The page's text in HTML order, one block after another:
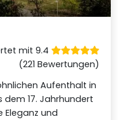
mit 9.4
(221 Bewertungen)
Aufenthalt in
dem 17. Jahrhundert
Eleganz und